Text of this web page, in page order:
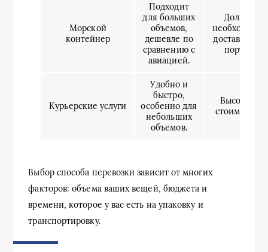
Морской
контейнер
Подходит
для больших
объемов,
дешевле по
сравнению с
авиацией.
Долго,
необходима
доставка до
порта.
Курьерские услуги
Удобно и
быстро,
особенно для
небольших
объемов.
Высокая
стоимость.
Выбор способа перевозки зависит от многих
факторов: объема ваших вещей, бюджета и
времени, которое у вас есть на упаковку и
транспортировку.